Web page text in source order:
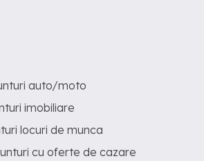
auto/moto
imobiliare
locuri de munca
cu oferte de cazare